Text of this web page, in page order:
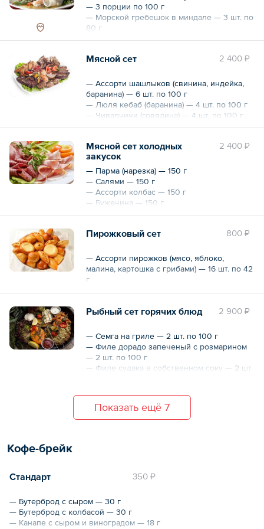
4 шт. по 18 г
— 3 порции по 100 г
— Морской гребешок в миндале — 3 шт. по
80 г
— Креветка в шоте под соусом песто — 3
— Эмпонадос с дарами моря — 3 шт. по 80
2 400 ₽
Мясной сет
— Ассорти шашлыков (свинина, индейка,
баранина) — 6 шт. по 100 г
— Люля кебаб (баранина) — 4 шт. по 100 г
— Чивапчичи (говядина) — 4 шт. по 100 г
— Куриные ножки по-Техаски — 4 шт. по
— Картофель фри — 150 г
— Картофель по-деревенски — 150 г
— Свежие овощи — 150 г
2 400 ₽
Мясной сет холодных
закусок
— Парма (нарезка) — 150 г
— Салями — 150 г
— Ассорти колбас — 150 г
— Буженина — 150 г
— Ростбиф — 150 г
— 150 г
800 ₽
Пирожковый сет
— Ассорти пирожков (мясо, яблоко,
малина, картошка с грибами) — 16 шт. по 42
г
2 900 ₽
Рыбный сет горячих блюд
— Семга на гриле — 2 шт. по 100 г
— Филе дорадо запеченый с розмарином
— 2 шт. по 100 г
— Филе судака в собственном соку — 2 шт.
— Соус тар-тар — 80 г
— Овощной гарнир — 2 шт. по 100 г
Показать ещё 7
Кофе-брейк
350 ₽
Стандарт
— Бутерброд с сыром — 30 г
— Бутерброд с колбасой — 30 г
— Канапе с сыром и виноградом — 18 г